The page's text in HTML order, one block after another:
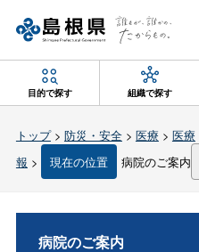
目的で探す 組織で探す
トップ> 防災・安全> 医療 > 医療
報 > 現在の位置 病院のご案内
病院のご案内